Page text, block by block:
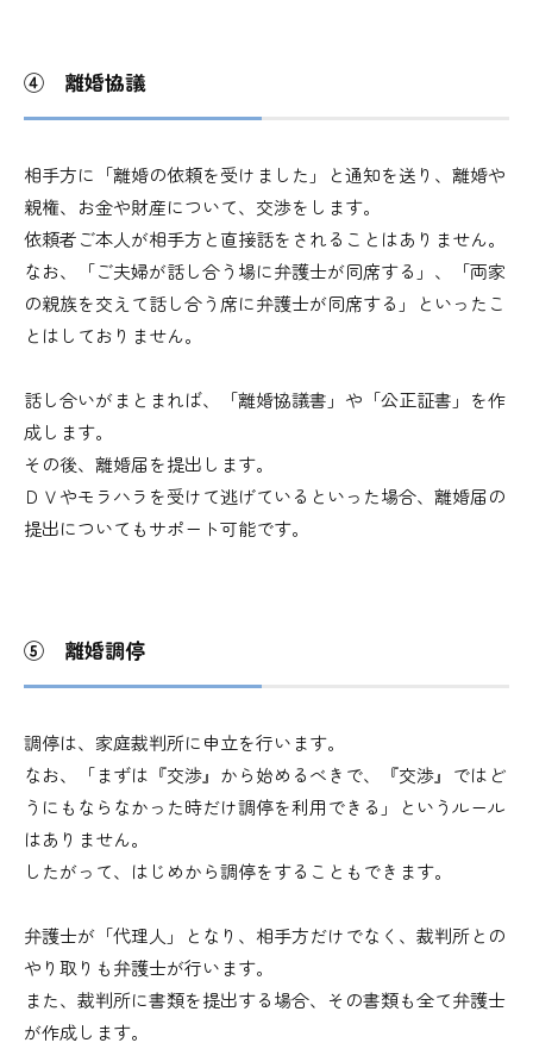
④ 離婚協議
相手方に「離婚の依頼を受けました」と通知を送り、離婚や
親権、お金や財産について、交渉をします。
依頼者ご本人が相手方と直接話をされることはありません。
なお、「ご夫婦が話し合う場に弁護士が同席する」、「両家
の親族を交えて話し合う席に弁護士が同席する」といったこ
とはしておりません。
話し合いがまとまれば、「離婚協議書」や「公正証書」を作
成します。
その後、離婚届を提出します。
ＤＶやモラハラを受けて逃げているといった場合、離婚届の
提出についてもサポート可能です。
⑤ 離婚調停
調停は、家庭裁判所に申立を行います。
なお、「まずは『交渉』から始めるべきで、『交渉』ではど
うにもならなかった時だけ調停を利用できる」というルール
はありません。
したがって、はじめから調停をすることもできます。
弁護士が「代理人」となり、相手方だけでなく、裁判所との
やり取りも弁護士が行います。
また、裁判所に書類を提出する場合、その書類も全て弁護士
が作成します。